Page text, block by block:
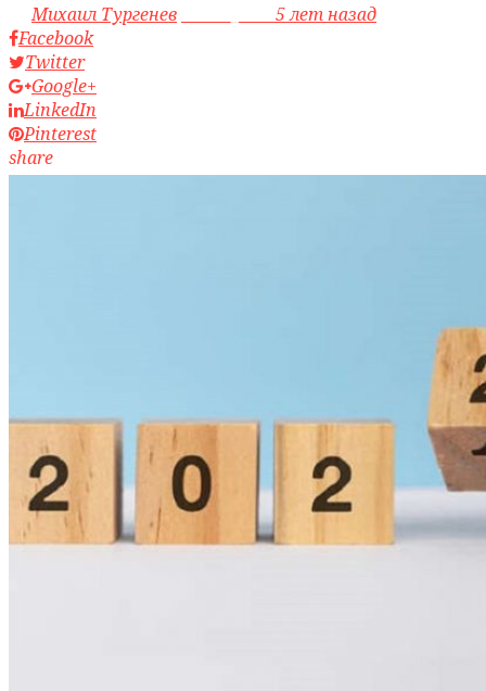
byМихаил Тургенев
5 лет назад
Facebook
Twitter
Google+
LinkedIn
Pinterest
share